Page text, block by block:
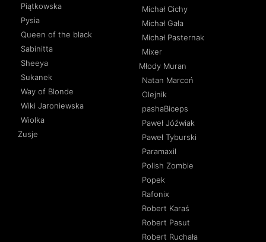
Piątkowska
Pysia
Queen of the black
Sabinitta
Sheeya
Sukanek
Way of Blonde
Wiki Jaroniewska
Wiolka
Zusje
Michał Cichy
Michał Gała
Michał Pasternak
Mixer
Młody Muran
Natan Marcoń
Olejnik
pashaBiceps
Paweł Jóźwiak
Paweł Tyburski
Paramaxil
Polish Zombie
Popek
Rafonix
Robert Karaś
Robert Pasut
Robert Ruchała